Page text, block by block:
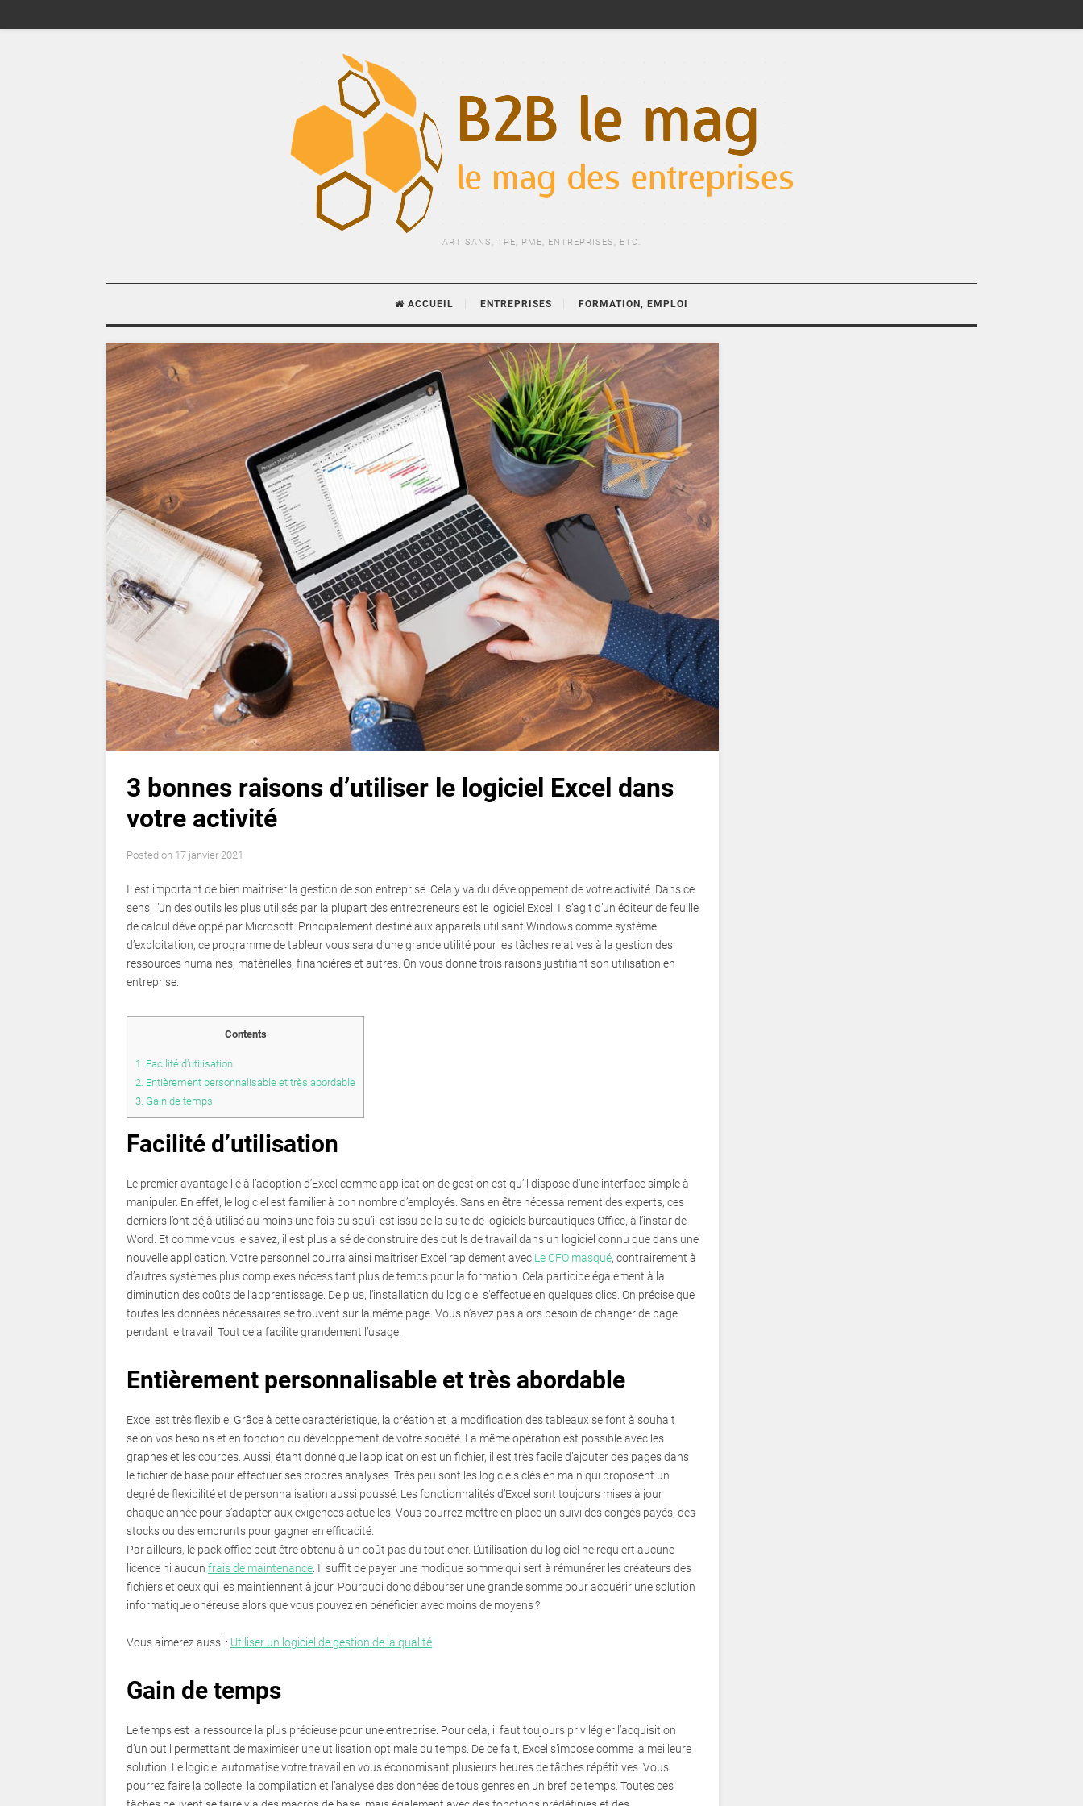
ARTISANS, TPE, PME, ENTREPRISES, ETC.
ACCUEIL ENTREPRISES FORMATION, EMPLOI
3 bonnes raisons d’utiliser le logiciel Excel dans
votre activité
Posted on 17 janvier 2021
Il est important de bien maitriser la gestion de son entreprise. Cela y va du développement de votre activité. Dans ce
sens, l’un des outils les plus utilisés par la plupart des entrepreneurs est le logiciel Excel. Il s’agit d’un éditeur de feuille
de calcul développé par Microsoft. Principalement destiné aux appareils utilisant Windows comme système
d’exploitation, ce programme de tableur vous sera d’une grande utilité pour les tâches relatives à la gestion des
ressources humaines, matérielles, financières et autres. On vous donne trois raisons justifiant son utilisation en
entreprise.
Contents
1. Facilité d’utilisation
2. Entièrement personnalisable et très abordable
3. Gain de temps
Facilité d’utilisation
Le premier avantage lié à l’adoption d’Excel comme application de gestion est qu’il dispose d’une interface simple à
manipuler. En effet, le logiciel est familier à bon nombre d’employés. Sans en être nécessairement des experts, ces
derniers l’ont déjà utilisé au moins une fois puisqu’il est issu de la suite de logiciels bureautiques Office, à l’instar de
Word. Et comme vous le savez, il est plus aisé de construire des outils de travail dans un logiciel connu que dans une
nouvelle application. Votre personnel pourra ainsi maitriser Excel rapidement avec Le CFO masqué, contrairement à
d’autres systèmes plus complexes nécessitant plus de temps pour la formation. Cela participe également à la
diminution des coûts de l’apprentissage. De plus, l’installation du logiciel s’effectue en quelques clics. On précise que
toutes les données nécessaires se trouvent sur la même page. Vous n’avez pas alors besoin de changer de page
pendant le travail. Tout cela facilite grandement l’usage.
Entièrement personnalisable et très abordable
Excel est très flexible. Grâce à cette caractéristique, la création et la modification des tableaux se font à souhait
selon vos besoins et en fonction du développement de votre société. La même opération est possible avec les
graphes et les courbes. Aussi, étant donné que l’application est un fichier, il est très facile d’ajouter des pages dans
le fichier de base pour effectuer ses propres analyses. Très peu sont les logiciels clés en main qui proposent un
degré de flexibilité et de personnalisation aussi poussé. Les fonctionnalités d’Excel sont toujours mises à jour
chaque année pour s’adapter aux exigences actuelles. Vous pourrez mettre en place un suivi des congés payés, des
stocks ou des emprunts pour gagner en efficacité.
Par ailleurs, le pack office peut être obtenu à un coût pas du tout cher. L’utilisation du logiciel ne requiert aucune
licence ni aucun frais de maintenance . Il suffit de payer une modique somme qui sert à rémunérer les créateurs des
fichiers et ceux qui les maintiennent à jour. Pourquoi donc débourser une grande somme pour acquérir une solution
informatique onéreuse alors que vous pouvez en bénéficier avec moins de moyens ?
Vous aimerez aussi : Utiliser un logiciel de gestion de la qualité
Gain de temps
Le temps est la ressource la plus précieuse pour une entreprise. Pour cela, il faut toujours privilégier l’acquisition
d’un outil permettant de maximiser une utilisation optimale du temps. De ce fait, Excel s’impose comme la meilleure
solution. Le logiciel automatise votre travail en vous économisant plusieurs heures de tâches répétitives. Vous
pourrez faire la collecte, la compilation et l’analyse des données de tous genres en un bref de temps. Toutes ces